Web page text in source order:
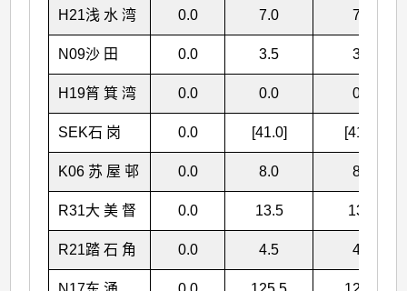
H21浅 水 湾 0.0 7.0 7.0
N09沙 田 0.0 3.5 3.5
H19筲 箕 湾 0.0 0.0 0.0
SEK石 岗 0.0 [41.0] [41.0]
K06 苏 屋 邨 0.0 8.0 8.0
R31大 美 督 0.0 13.5 13.5
R21踏 石 角 0.0 4.5 4.5